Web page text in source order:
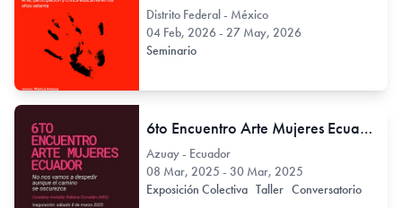
Distrito Federal - México
04 Feb, 2026 - 27 May, 2026
Seminario
6to Encuentro Arte Mujeres Ecuador
Azuay - Ecuador
08 Mar, 2025 - 30 Mar, 2025
Exposición Colectiva Taller Conversatorio